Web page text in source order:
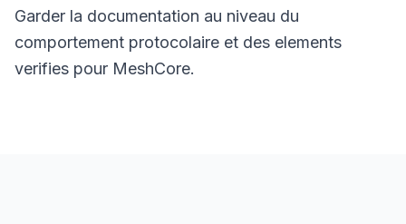
Garder la documentation au niveau du
comportement protocolaire et des elements
verifies pour MeshCore.